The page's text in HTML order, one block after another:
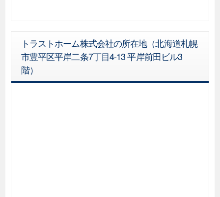
トラストホーム株式会社の所在地（北海道札幌
市豊平区平岸二条7丁目4-13 平岸前田ビル3
階）